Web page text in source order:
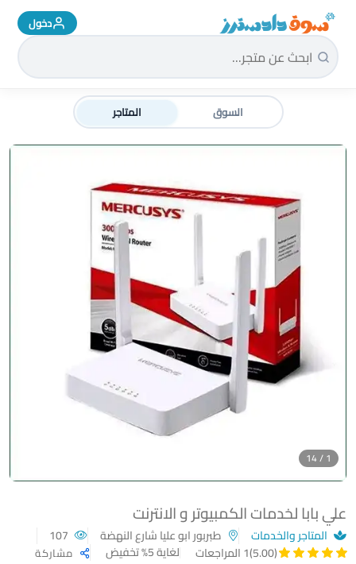
سوق دادسترز الرئيسية دخول
السوق المتاجر
علي بابا لخدمات الكمبيوتر و الانترنت
المتاجر والخدمات طبربور ابو عليا شارع النهضة
(5.00)
1 المراجعات لغاية 5% تخفيض مشاركة
1 / 14